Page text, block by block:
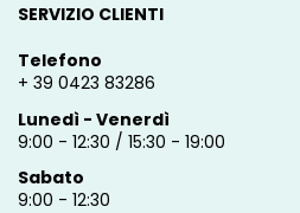
SERVIZIO CLIENTI
Telefono
+ 39 0423 83286
Lunedì - Venerdì
9:00 - 12:30 / 15:30 - 19:00
Sabato
9:00 - 12:30